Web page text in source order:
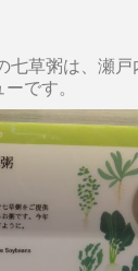
七草粥は、瀬
です。